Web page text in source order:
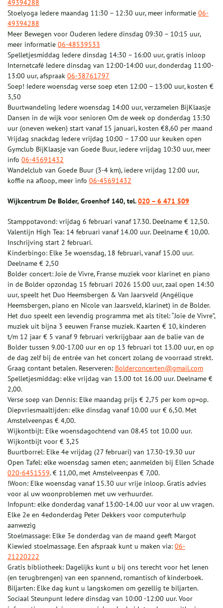
49394288
Stoelyoga Iedere maandag 11:30 – 12:30 uur, meer informatie 06-
49394288
Meer Bewegen voor Ouderen Iedere dinsdag 09:30 – 10:15 uur,
meer informatie 06-48539533
Spelletjesmiddag Iedere dinsdag 14:30 – 16:00 uur, gratis inloop
Internetcafé Iedere dinsdag van 12:00-14:00 uur, donderdag 11:00-
13:00 uur, afspraak 06-38761797
Soep! Iedere woensdag verse soep eten 12:00 – 13:00 uur, kosten €
3,50
Buurtwandeling Iedere woensdag 14:00 uur, verzamelen BijKlaasje
Dansen in de wijk voor senioren Om de week op donderdag 13:30
uur (oneven weken) start vanaf 15 januari, kosten €8,60 per maand
Vrijdag snackdag Iedere vrijdag 10:00 – 17:00 uur keuken open
Gymclub BijKlaasje van Goede Buur, iedere vrijdag 10:30 uur, meer
info 06-45691432
Wandelclub van Goede Buur (3-4 km), iedere vrijdag 12:00 uur,
koffie na afloop, meer info 06-45691432
Wijkcentrum De Bolder, Groenhof 140, tel.020 – 6 471 509
Stamppotavond: vrijdag 6 februari vanaf 17.30. Deelname € 12,50.
Valentijn High Tea: 14 februari vanaf 14.00 uur. Deelname € 10,00.
Inschrijving start 2 februari.
Kinderbingo: Elke 3e woensdag, 18 februari, vanaf 15.00 uur.
Deelname € 2,50
Bolder concert: Joie de Vivre, Franse muziek voor klarinet en piano
in de Bolder opzondag 15 februari 2026 15:00 uur, zaal open 14:30
uur, speelt het Duo Heemsbergen & Van Jaarsveld (Angélique
Heemsbergen, piano en Nicole van Jaarsveld, klarinet) in de Bolder.
Het duo speelt een levendig programma met als titel: “Joie de Vivre”,
muziek uit bijna 3 eeuwen Franse muziek. Kaarten € 10, kinderen
t/m 12 jaar € 5 vanaf 9 februari verkrijgbaar aan de balie van de
Bolder tussen 9.00-17.00 uur en op 13 februari tot 13.00 uur, en op
de dag zelf bij de entrée van het concert zolang de voorraad strekt.
Graag contant betalen. Reserveren: Bolderconcerten@gmail.com
Spelletjesmiddag: elke vrijdag van 13.00 tot 16.00 uur. Deelname €
2,00.
Verse soep van Dennis: Elke maandag prijs € 2,75 per kom op=op.
Diepvriesmaaltijden: elke dinsdag vanaf 10.00 uur € 6,50. Met
Amstelveenpas € 4,00.
Wijkontbijt: Elke woensdagochtend van 08.45 tot 10.00 uur.
Wijkontbijt voor € 3,25
Buurtborrel: Elke 4e vrijdag (27 februari) van 17.30-19.30 uur
Open Tafel: elke woensdag samen eten; aanmelden bij Ellen Schade
020-6451559. € 11,00, met Amstelveenpas € 7,00.
!Woon: Elke woensdag vanaf 15.30 uur vrije inloop. Gratis advies
voor al uw woonproblemen met uw verhuurder.
Infopunt: elke donderdag vanaf 13:00-14.00 uur voor al uw vragen.
Elke 2e en 4edonderdag Peter Dekkers voor computerhulp
aanwezig
Stoelmassage: Elke 3e donderdag van de maand geeft Margot
Kiewied stoelmassage. Een afspraak kunt u maken via: 06-
21220222
Gratis bibliotheek: Dagelijks kunt u bij ons terecht voor het lenen
(en terugbrengen) van een spannend, romantisch of kinderboek.
Biljarten: Elke dag kunt u langskomen om gezellig te biljarten.
Sociaal Steunpunt Iedere dinsdag van 10:00 -12:00 uur. Voor